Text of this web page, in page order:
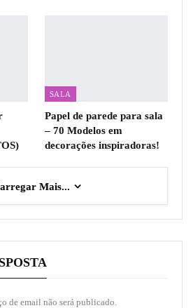
SALA
Papel de parede para sala
– 70 Modelos em
decorações inspiradoras!
Mais...
de email não será publicado.